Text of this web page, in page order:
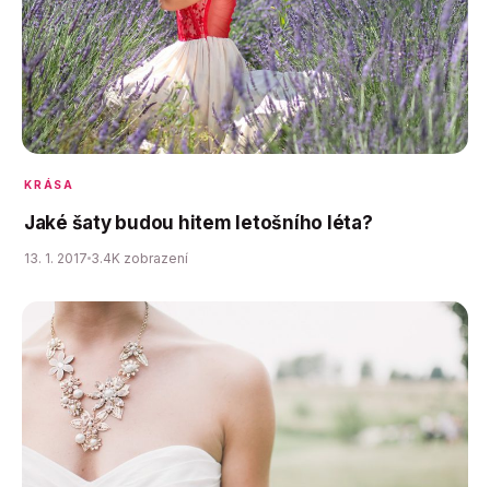
KRÁSA
Jaké šaty budou hitem letošního léta?
13. 1. 2017 3.4K zobrazení